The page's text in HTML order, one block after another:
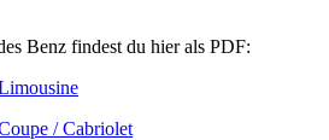
Benz findest du hier als PDF:
/ Cabriolet